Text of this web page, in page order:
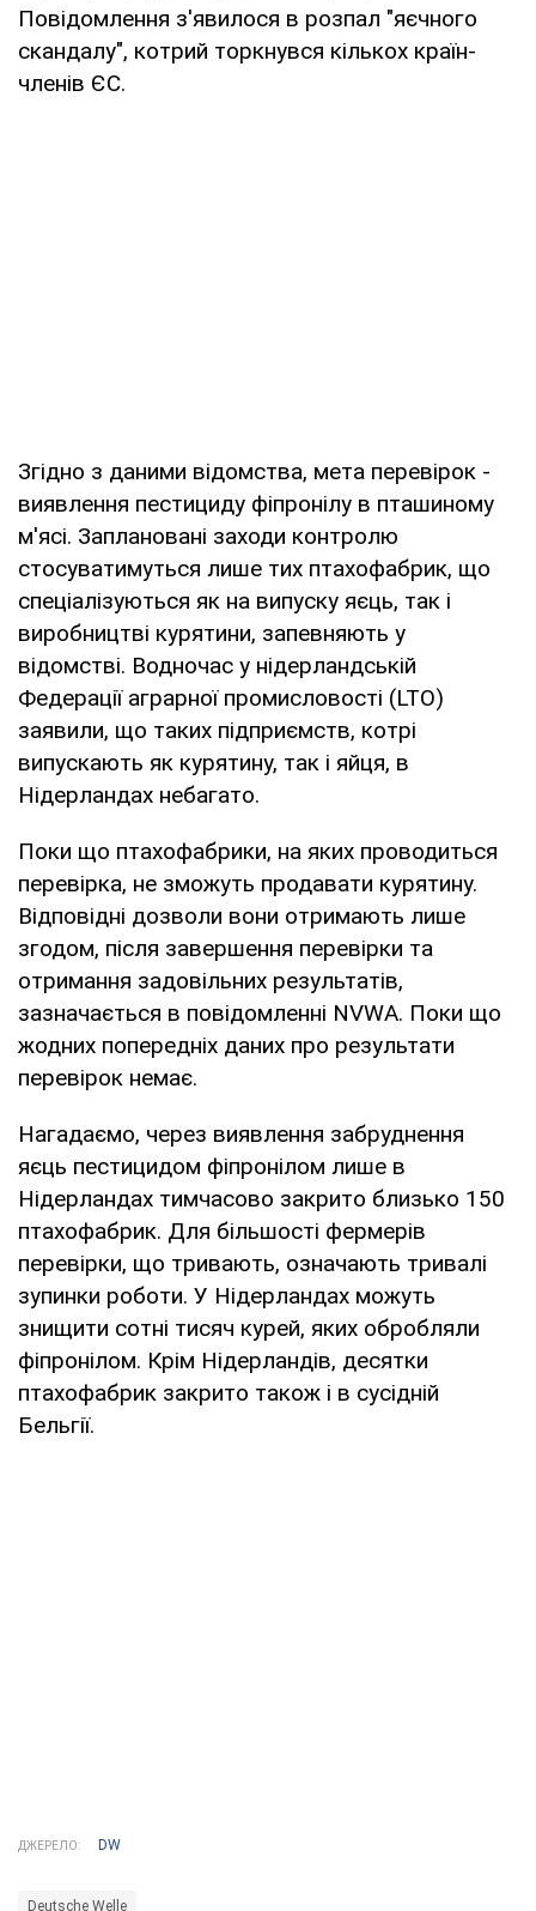
Повідомлення з'явилося в розпал "яєчного
скандалу", котрий торкнувся кількох країн-
членів ЄС.
Згідно з даними відомства, мета перевірок -
виявлення пестициду фіпронілу в пташиному
м'ясі. Заплановані заходи контролю
стосуватимуться лише тих птахофабрик, що
спеціалізуються як на випуску яєць, так і
виробництві курятини, запевняють у
відомстві. Водночас у нідерландській
Федерації аграрної промисловості (LTO)
заявили, що таких підприємств, котрі
випускають як курятину, так і яйця, в
Нідерландах небагато.
Поки що птахофабрики, на яких проводиться
перевірка, не зможуть продавати курятину.
Відповідні дозволи вони отримають лише
згодом, після завершення перевірки та
отримання задовільних результатів,
зазначається в повідомленні NVWA. Поки що
жодних попередніх даних про результати
перевірок немає.
Нагадаємо, через виявлення забруднення
яєць пестицидом фіпронілом лише в
Нідерландах тимчасово закрито близько 150
птахофабрик. Для більшості фермерів
перевірки, що тривають, означають тривалі
зупинки роботи. У Нідерландах можуть
знищити сотні тисяч курей, яких обробляли
фіпронілом. Крім Нідерландів, десятки
птахофабрик закрито також і в сусідній
Бельгії.
ДЖЕРЕЛО: DW
Deutsche Welle